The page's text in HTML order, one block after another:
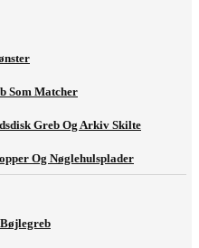
Som Matcher
Greb Og Arkiv Skilte
Og Nøglehulsplader